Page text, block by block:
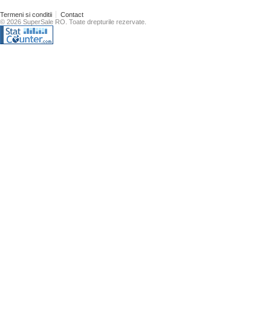
Termeni si conditii
Contact
© 2026 SuperSale RO. Toate drepturile rezervate.